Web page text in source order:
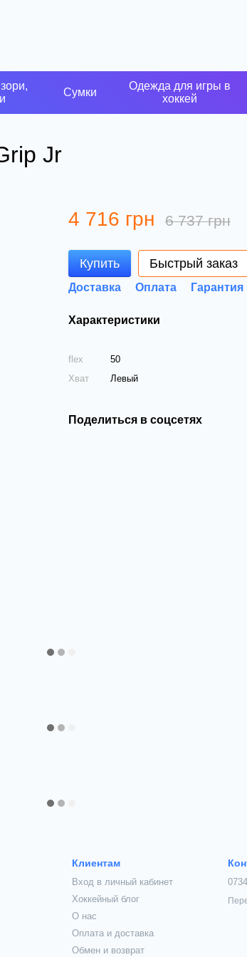
Сумки
Одежда для игры в
хоккей
Jr
4 716 грн 6 737 грн
Купить Быстрый заказ
Доставка Оплата Гарантия
Характеристики
flex
50
Хват
Левый
Поделиться в соцсетях
Клиентам
Вход в личный кабинет
Хоккейный блог
О нас
Оплата и доставка
Обмен и возврат